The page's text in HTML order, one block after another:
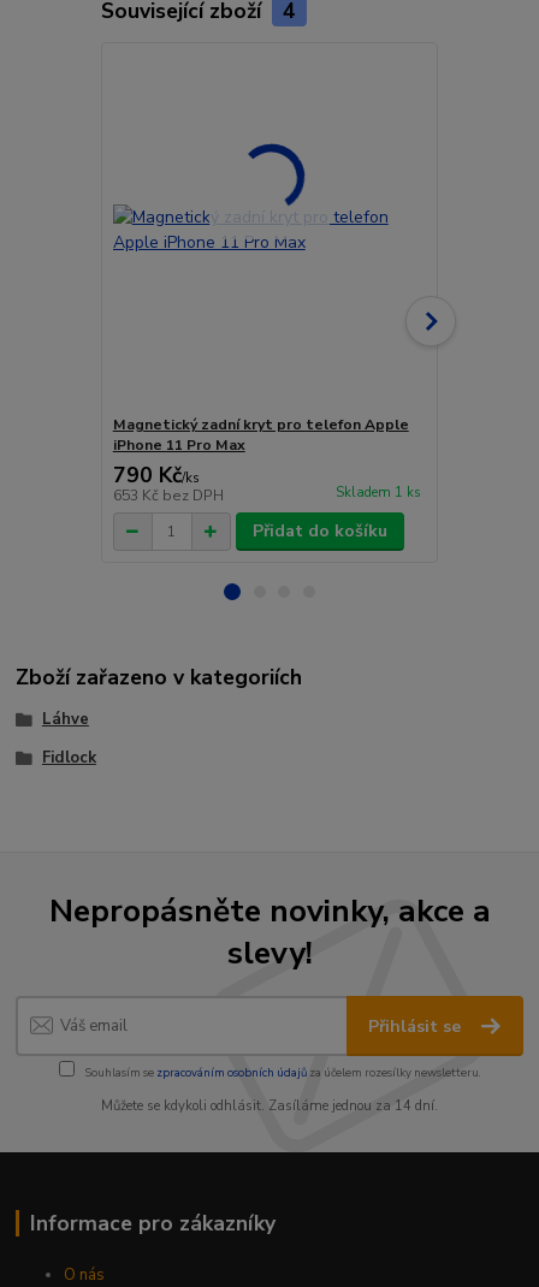
Související zboží 4
Magnetický zadní kryt pro telefon Apple
iPhone 11 Pro Max
790 Kč/ks
653 Kč bez DPH Skladem 1 ks
Přidat do košíku
Zboží zařazeno v kategoriích
Láhve
Fidlock
Nepropásněte novinky, akce a
slevy!
Přihlásit se
Souhlasím se zpracováním osobních údajůza účelem rozesílky newsletteru.
Můžete se kdykoli odhlásit. Zasíláme jednou za 14 dní.
Informace pro zákazníky
O nás